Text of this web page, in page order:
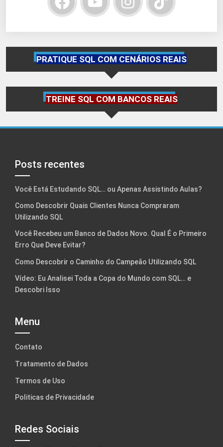
PRATIQUE SQL COM CENÁRIOS REAIS
TREINE SQL COM BANCOS REAIS
Posts recentes
Você Está Estudando SQL… ou Apenas Assistindo Aulas?
Como Descobrir Quais Clientes Nunca Compraram
Utilizando SQL
Você Recebeu um Banco de Dados Novo. Qual É o Primeiro
Erro Que Deve Evitar?
Como Descobrir o Caminho do Campeão Utilizando SQL
Vídeo: Eu Analisei Toda a Copa do Mundo com SQL… e
Descobri Isso
Menu
Contato
Tratamento de Dados
Termos de Uso
Politicas de Privacidade
Redes Sociais